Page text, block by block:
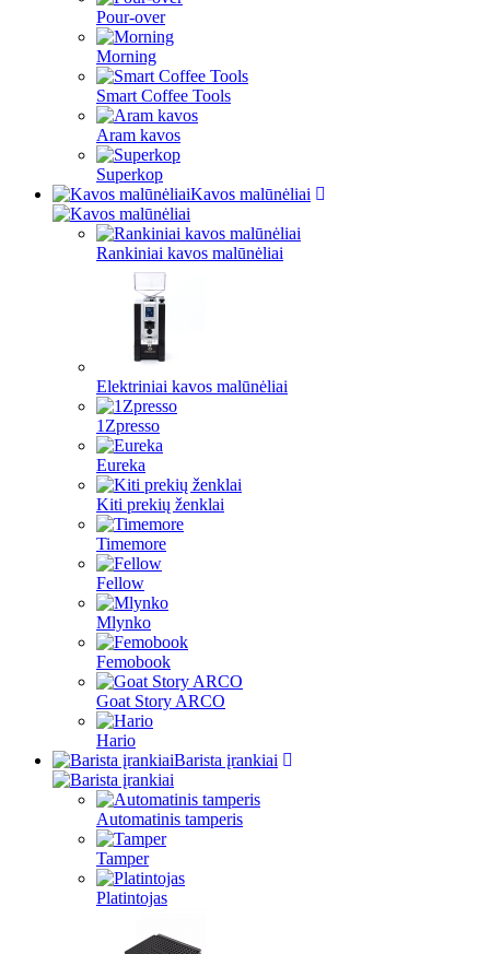
Pour-over
Morning
Smart Coffee Tools
Aram kavos
Superkop
Kavos malūnėliai
Rankiniai kavos malūnėliai
Elektriniai kavos malūnėliai
1Zpresso
Eureka
Kiti prekių ženklai
Timemore
Fellow
Mlynko
Femobook
Goat Story ARCO
Hario
Barista įrankiai
Automatinis tamperis
Tamper
Platintojas